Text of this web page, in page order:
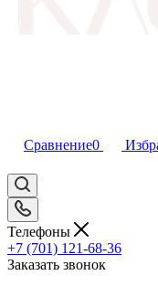
Сравнение0
Телефоны
+7 (701) 121-68-36
Заказать звонок